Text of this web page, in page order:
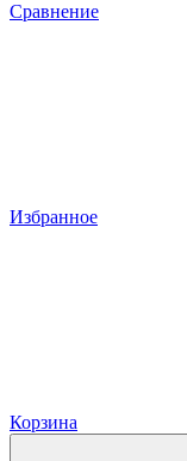
Сравнение
Избранное
Корзина